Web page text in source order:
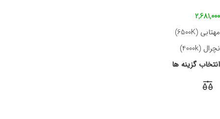
2,681,000
مهتابی (6500K)
نچرال (4000k)
انتخاب گزینه ها